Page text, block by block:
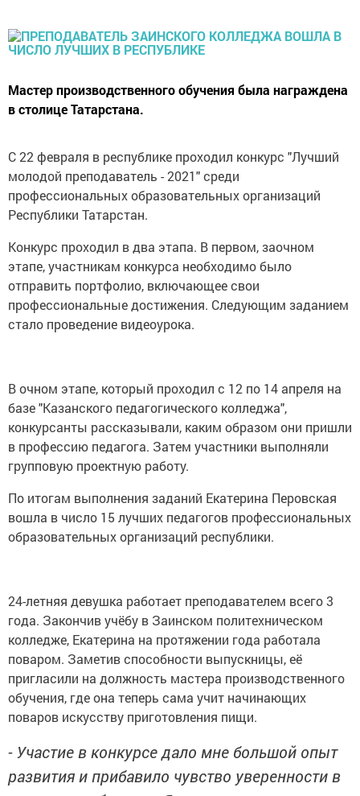
Мастер производственного обучения была награждена
в столице Татарстана.
С 22 февраля в республике проходил конкурс "Лучший
молодой преподаватель - 2021" среди
профессиональных образовательных организаций
Республики Татарстан.
Конкурс проходил в два этапа. В первом, заочном
этапе, участникам конкурса необходимо было
отправить портфолио, включающее свои
профессиональные достижения. Следующим заданием
стало проведение видеоурока.
В очном этапе, который проходил с 12 по 14 апреля на
базе "Казанского педагогического колледжа",
конкурсанты рассказывали, каким образом они пришли
в профессию педагога. Затем участники выполняли
групповую проектную работу.
По итогам выполнения заданий Екатерина Перовская
вошла в число 15 лучших педагогов профессиональных
образовательных организаций республики.
24-летняя девушка работает преподавателем всего 3
года. Закончив учёбу в Заинском политехническом
колледже, Екатерина на протяжении года работала
поваром. Заметив способности выпускницы, её
пригласили на должность мастера производственного
обучения, где она теперь сама учит начинающих
поваров искусству приготовления пищи.
- Участие в конкурсе дало мне большой опыт
развития и прибавило чувство уверенности в